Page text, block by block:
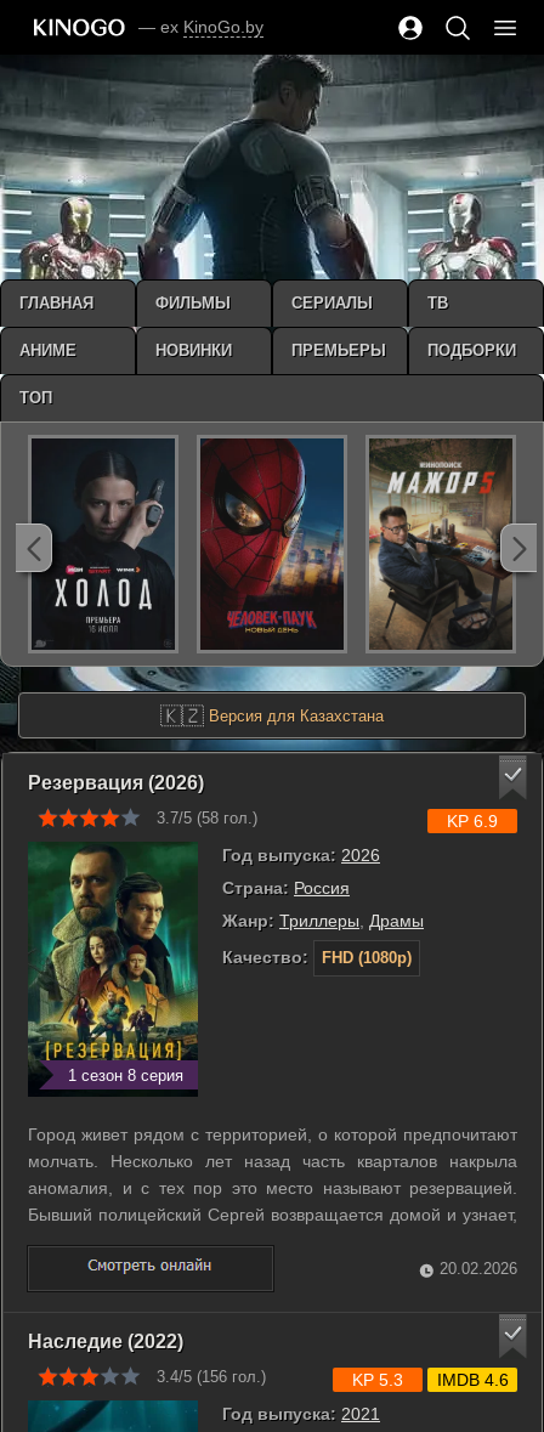
— ex KinoGo.by
🇰🇿 Версия для Казахстана
Резервация (2026)
3.7/5 (58 гол.)
1 сезон 8 серия
Год выпуска: 2026
Страна: Россия
Жанр: Триллеры
Драмы
Качество:
FHD (1080p)
KP 6.9
Город живет рядом с территорией, о которой предпочитают
молчать. Несколько лет назад часть кварталов накрыла
аномалия, и с тех пор это место называют резервацией.
Бывший полицейский Сергей возвращается домой и узнает,
что люди продолжают пропадать, а официальные версии не
объясняют происходящее. Когда след приводит его к
собственным близким, он ...
20.02.2026
Наследие (2022)
3.4/5 (156 гол.)
Год выпуска: 2021
KP 5.3 IMDB 4.6
ГЛАВНАЯ ФИЛЬМЫ СЕРИАЛЫ ТВ
АНИМЕ НОВИНКИ ПРЕМЬЕРЫ ПОДБОРКИ
ТОП